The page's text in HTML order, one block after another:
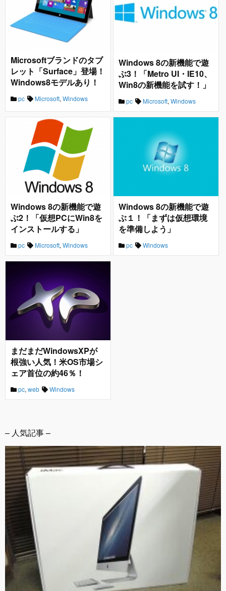
Microsoftブランドのタブ
レット「Surface」登場！
Windows8モデルあり！
pc Microsoft, Windows
Windows 8の新機能で遊
ぶ3！「Metro UI・IE10、
Win8の新機能を試す！」
pc Microsoft, Windows
Windows 8の新機能で遊
ぶ2！「仮想PCにWin8を
インストールする」
pc Microsoft, Windows
Windows 8の新機能で遊
ぶ１！「まずは仮想環境
を準備しよう」
pc Windows
まだまだWindowsXPが
根強い人気！米OS市場シ
ェア首位の約46％！
pc, web Windows
– 人気記事 –